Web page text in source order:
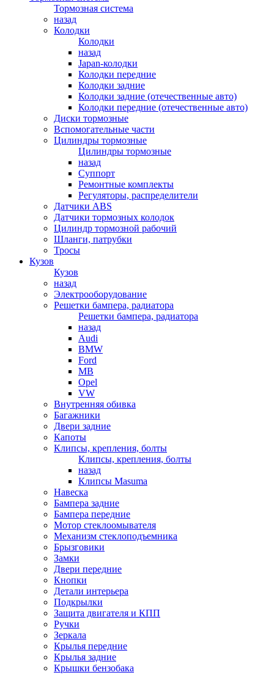
Тормозная система
назад
Колодки
Колодки
назад
Japan-колодки
Колодки передние
Колодки задние
Колодки задние (отечественные авто)
Колодки передние (отечественные авто)
Диски тормозные
Вспомогательные части
Цилиндры тормозные
Цилиндры тормозные
назад
Суппорт
Ремонтные комплекты
Регуляторы, распределители
Датчики ABS
Датчики тормозных колодок
Цилиндр тормозной рабочий
Шланги, патрубки
Тросы
Кузов
Кузов
назад
Электрооборудование
Решетки бампера, радиатора
Решетки бампера, радиатора
назад
Audi
BMW
Ford
MB
Opel
VW
Внутренняя обивка
Багажники
Двери задние
Капоты
Клипсы, крепления, болты
Клипсы, крепления, болты
назад
Клипсы Masuma
Навеска
Бампера задние
Бампера передние
Мотор стеклоомывателя
Механизм стеклоподъемника
Брызговики
Замки
Двери передние
Кнопки
Детали интерьера
Подкрылки
Защита двигателя и КПП
Ручки
Зеркала
Крылья передние
Крылья задние
Крышки бензобака